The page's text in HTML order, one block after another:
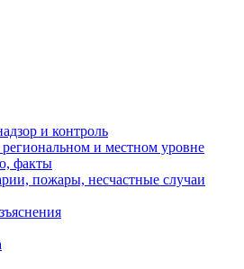
и контроль
и местном уровне
факты
пожары, несчастные случаи